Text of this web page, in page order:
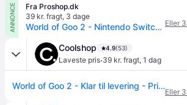
ANNONCE
Fra Proshop.dk
39 kr. fragt, 3 dage
World of Goo 2 - Nintendo Switch - Puslespil Eller
Coolshop 4.9(53)
Laveste pris·39 kr. fragt, 1 dag
World of Goo 2 - Klar til levering - Prismatch
Eller